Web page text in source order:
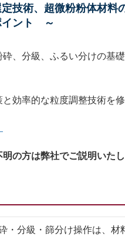
技術、超微粉粉体材料
イント ～
砕、分級、ふるい分けの基
効率的な粒度調整技術を
明の方は弊社でご説明いた
分級・篩分け操作は、材